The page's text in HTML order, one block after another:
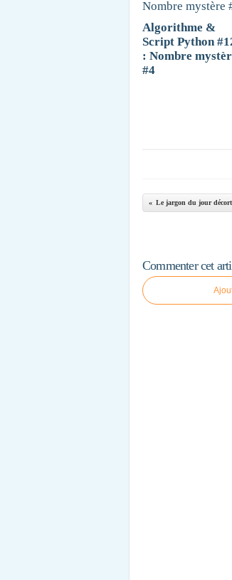
Algorithme &
Script Python
: Nombre
#4
Le jargon du jour
Commenter cet